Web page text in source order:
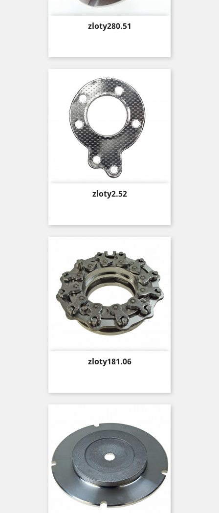
Price
zloty280.51
Price
zloty2.52
Price
zloty181.06